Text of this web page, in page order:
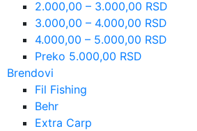
2.000,00 – 3.000,00 RSD
3.000,00 – 4.000,00 RSD
4.000,00 – 5.000,00 RSD
Preko 5.000,00 RSD
Brendovi
Fil Fishing
Behr
Extra Carp